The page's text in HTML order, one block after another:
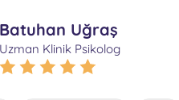
Batuhan Uğraş
Uzman Klinik Psikolog